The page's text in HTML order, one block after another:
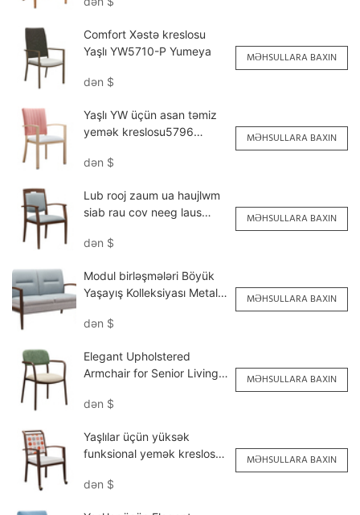
Yumeya
Comfort Xəstə kreslosu
Yaşlı YW5710-P Yumeya
dən $
MƏHSULLARA BAXIN
Yaşlı YW üçün asan təmiz
yemək kreslosu5796
dən $
MƏHSULLARA BAXIN
Lub rooj zaum ua haujlwm
siab rau cov neeg laus
mov YW5739 Yumeya
dən $
MƏHSULLARA BAXIN
Modul birləşmələri Böyük
Yaşayış Kolleksiyası Metal
YSF1125 Yumeya
dən $
MƏHSULLARA BAXIN
Elegant Upholstered
Armchair for Senior Living
Yumeya
dən $
MƏHSULLARA BAXIN
Yaşlılar üçün yüksək
funksional yemək kreslosu
dən $
MƏHSULLARA BAXIN